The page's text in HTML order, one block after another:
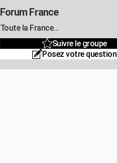
Forum France
Toute la France...
Suivre le groupe
Posez votre question